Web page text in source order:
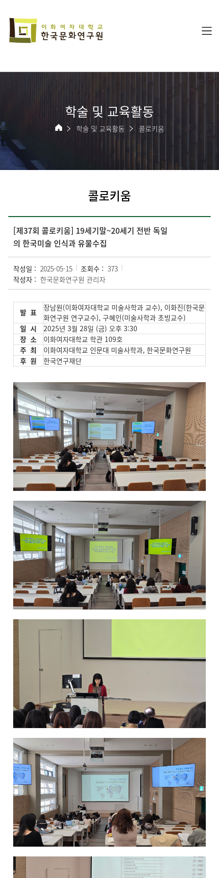
학술 및 교육활동
학술 및 교육활동 콜로키움
콜로키움
[제37회 콜로키움] 19세기말~20세기 전반 독일
의 한국미술 인식과 유물수집
작성일 : 2025-05-15 조회수 : 373
작성자 : 한국문화연구원 관리자
발 표
장남원(이화여자대학교 미술사학과 교수), 이화진(한국문
화연구원 연구교수), 구혜인(미술사학과 초빙교수)
일 시
2025년 3월 28일 (금) 오후 3:30
장 소
이화여자대학교 학관 109호
주 최
이화여자대학교 인문대 미술사학과, 한국문화연구원
후 원
한국연구재단